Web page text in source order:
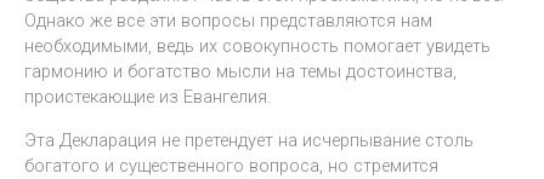
Однако же все эти вопросы представляются нам
необходимыми, ведь их совокупность помогает увидеть
гармонию и богатство мысли на темы достоинства,
проистекающие из Евангелия.
Эта Декларация не претендует на исчерпывание столь
богатого и существенного вопроса, но стремится